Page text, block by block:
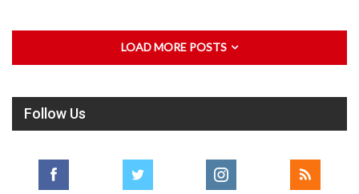
LOAD MORE POSTS
Follow Us